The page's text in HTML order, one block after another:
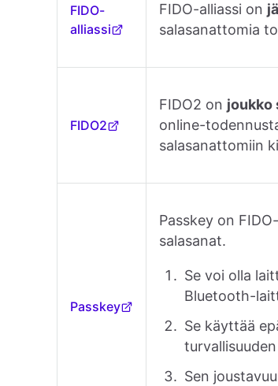
FIDO-
alliassi
FIDO-alliassi on
salasanattomia
FIDO2
FIDO2 on joukko
online-
salasanattomiin
Passkey
Passkey on
salasanat.
Se voi olla
Bluetooth-
Se käyttää
Sen